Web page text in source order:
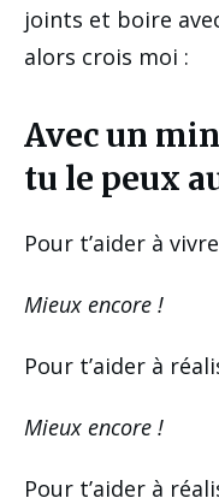
joints et boire
alors crois moi :
Avec un
tu le peux
Pour t’aider à
Mieux encore !
Pour t’aider à
Mieux encore !
Pour t’aider à